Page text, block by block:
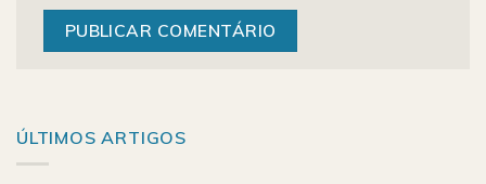
ÚLTIMOS ARTIGOS